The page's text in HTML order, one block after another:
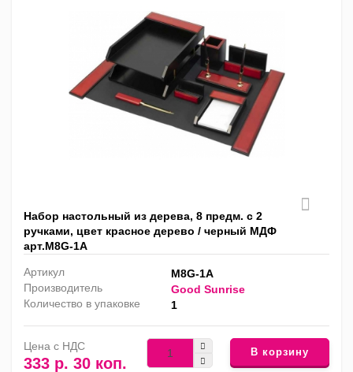
Набор настольный из дерева, 8 предм. с 2
ручками, цвет красное дерево / черный МДФ
арт.M8G-1A
Артикул
M8G-1A
Производитель
Good Sunrise
Количество в упаковке
1
Цена с НДС
333 р. 30 коп.
В корзину